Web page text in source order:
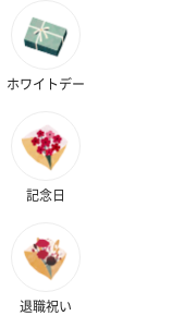
ーティング）
シーンのメッセージカ
変更する場合がありま
ホワイトデー
記念日
退職祝い